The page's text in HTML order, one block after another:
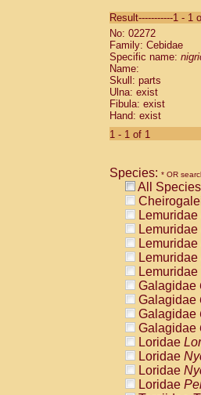
Cebidae
Cebidae
Cebidae
Cebidae
Cebidae
Cebidae
Cebidae
Cebidae
Cebidae
Cebidae
Cebidae
Cebidae
Cebidae
Cebidae
Atelidae
Atelidae
Atelidae
Atelidae
Atelidae
Atelidae
Atelidae
Atelidae
Atelidae
Atelidae
Result-----------1 - 1
No: 02272
Family: Cebidae
Specific name:
Name:
Skull: parts
Ulna: exist
Fibula: exist
Hand: exist
1 - 1 of 1
Species: * OR
All Species
Lemuridae
Lemuridae
Lemuridae
Lemuridae
Lemuridae
Galagidae
Galagidae
Galagidae
Galagidae
Loridae
Loridae
Loridae
Loridae